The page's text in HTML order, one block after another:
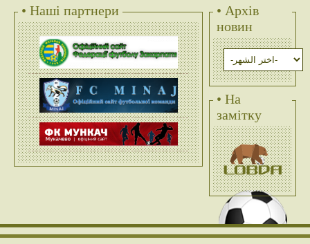
• Наші партнери
• Архів
новин
• На
замітку